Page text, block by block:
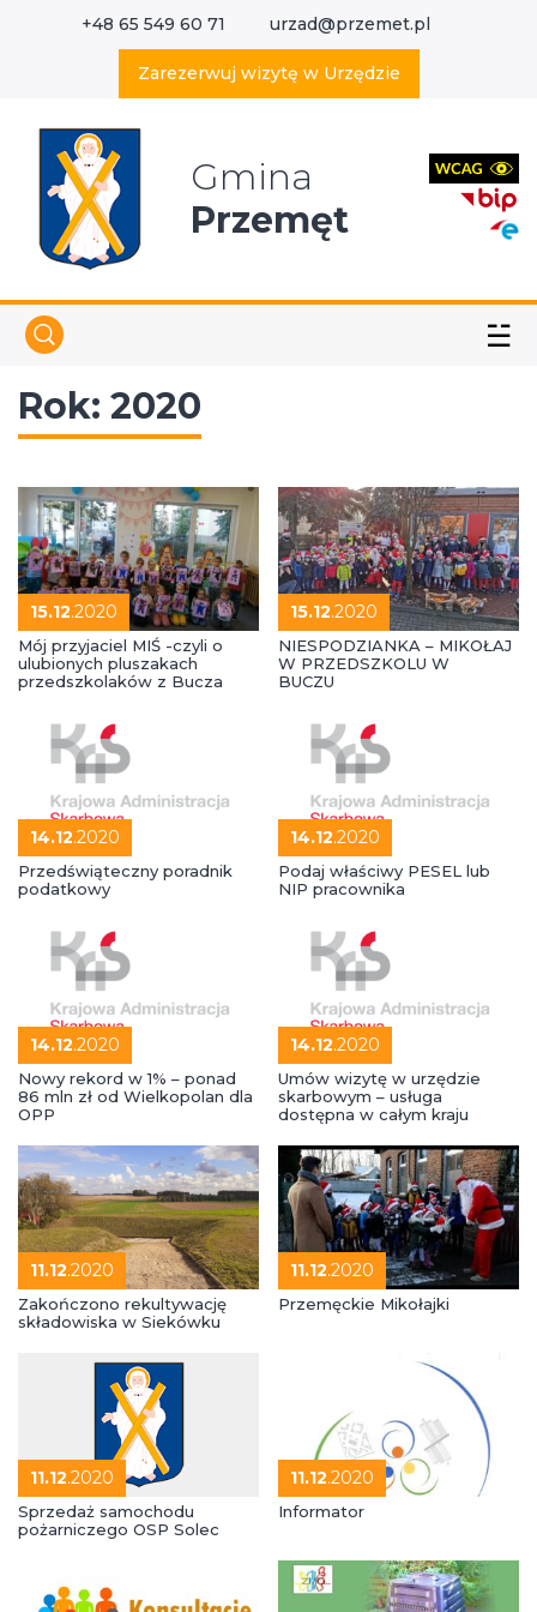
+48 65 549 60 71 urzad@przemet.pl
Zarezerwuj wizytę w Urzędzie
Gmina
Przemęt
☱
Rok: 2020
15.12.2020
Mój przyjaciel MIŚ -czyli o
ulubionych pluszakach
przedszkolaków z Bucza
15.12.2020
NIESPODZIANKA – MIKOŁAJ
W PRZEDSZKOLU W
BUCZU
14.12.2020
Przedświąteczny poradnik
podatkowy
14.12.2020
Podaj właściwy PESEL lub
NIP pracownika
14.12.2020
Nowy rekord w 1% – ponad
86 mln zł od Wielkopolan dla
OPP
14.12.2020
Umów wizytę w urzędzie
skarbowym – usługa
dostępna w całym kraju
11.12.2020
Zakończono rekultywację
składowiska w Siekówku
11.12.2020
Przemęckie Mikołajki
11.12.2020
Sprzedaż samochodu
pożarniczego OSP Solec
11.12.2020
Informator
Wyszukaj w serwisie